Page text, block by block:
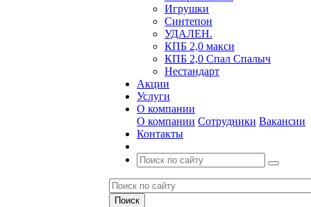
Игрушки
Синтепон
УДАЛЕН.
КПБ 2,0 макси
КПБ 2,0 Спал Спалыч
Нестандарт
Акции
Услуги
О компании
О компании Сотрудники Вакансии
Контакты